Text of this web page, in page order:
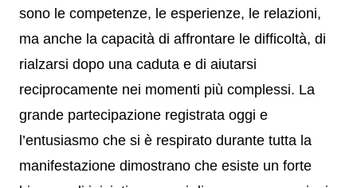
sono le competenze, le esperienze, le relazioni,
ma anche la capacità di affrontare le difficoltà, di
rialzarsi dopo una caduta e di aiutarsi
reciprocamente nei momenti più complessi. La
grande partecipazione registrata oggi e
l’entusiasmo che si è respirato durante tutta la
manifestazione dimostrano che esiste un forte